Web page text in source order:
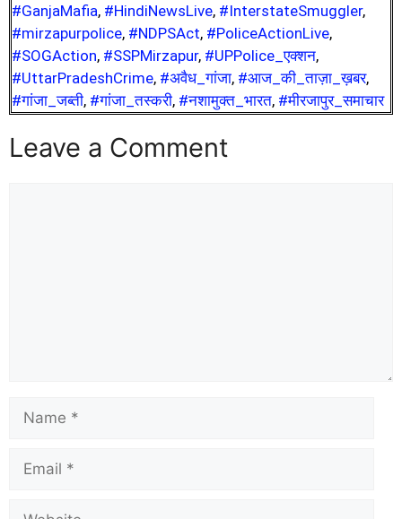
#GanjaMafia, #HindiNewsLive, #InterstateSmuggler,
#mirzapurpolice, #NDPSAct, #PoliceActionLive,
#SOGAction, #SSPMirzapur, #UPPolice_एक्शन,
#UttarPradeshCrime, #अवैध_गांजा, #आज_की_ताज़ा_ख़बर,
#गांजा_जब्ती, #गांजा_तस्करी, #नशामुक्त_भारत, #मीरजापुर_समाचार
Leave a Comment